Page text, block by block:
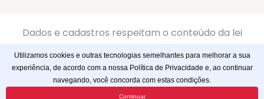
Dados e cadastros respeitam o conteúdo da lei
13.709/2018 LGPD -
Politíca de Privacidade
Politíca de
Cookies
. Todos os direitos reservados
Utilizamos cookies e outras tecnologias semelhantes para melhorar a sua
experiência, de acordo com a nossa Política de Privacidade e, ao continuar
navegando, você concorda com estas condições.
Continuar